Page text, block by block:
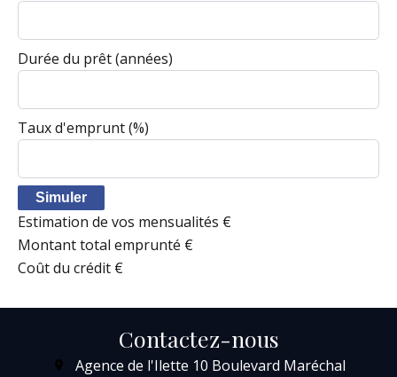
Durée du prêt(années)
Taux d'emprunt(%)
Simuler
Estimation de vos mensualités €
Montant total emprunté €
Coût du crédit €
Contactez-nous
Agence de l'Ilette 10 Boulevard Maréchal